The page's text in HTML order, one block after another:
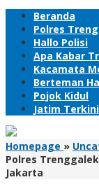
Beranda
Polres
Hallo Polisi
Apa Kabar
Kacamata
Berteman
Pojok Kidul
Jatim Terkini
Homepage »
Polres
Jakarta